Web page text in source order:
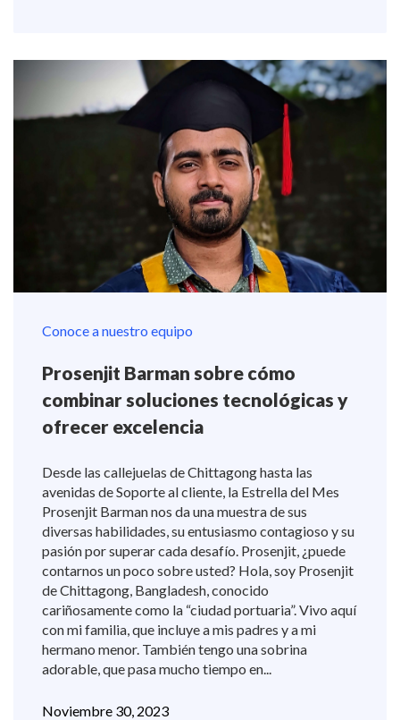
Conoce a nuestro equipo
Prosenjit Barman sobre cómo
combinar soluciones tecnológicas y
ofrecer excelencia
Desde las callejuelas de Chittagong hasta las
avenidas de Soporte al cliente, la Estrella del Mes
Prosenjit Barman nos da una muestra de sus
diversas habilidades, su entusiasmo contagioso y su
pasión por superar cada desafío. Prosenjit, ¿puede
contarnos un poco sobre usted? Hola, soy Prosenjit
de Chittagong, Bangladesh, conocido
cariñosamente como la “ciudad portuaria”. Vivo aquí
con mi familia, que incluye a mis padres y a mi
hermano menor. También tengo una sobrina
adorable, que pasa mucho tiempo en...
Noviembre 30, 2023